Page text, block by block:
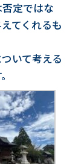
定ではな
てくれるも
いて考える